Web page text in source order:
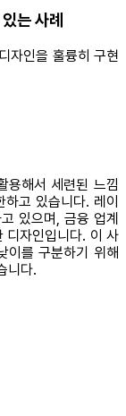
는 사례
자인을 훌륭히 구현
해서 세련된 느낌
고 있습니다. 레이
있으며, 금융 업계
디자인입니다. 이 사
이를 구분하기 위해
니다.